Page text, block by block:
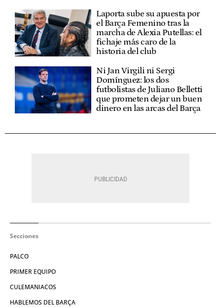
Laporta sube su apuesta por
el Barça Femenino tras la
marcha de Alexia Putellas: el
fichaje más caro de la
historia del club
Ni Jan Virgili ni Sergi
Domínguez: los dos
futbolistas de Juliano Belletti
que prometen dejar un buen
dinero en las arcas del Barça
Secciones
PALCO
PRIMER EQUIPO
CULEMANIACOS
HABLEMOS DEL BARÇA